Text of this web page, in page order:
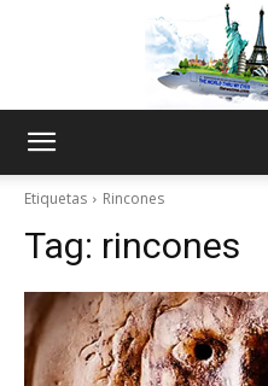
Etiquetas Rincones
Tag: rincones